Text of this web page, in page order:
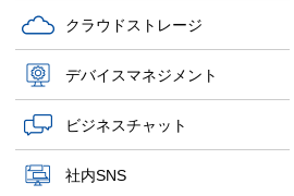
クラウドストレージ
デバイスマネジメント
ビジネスチャット
社内SNS